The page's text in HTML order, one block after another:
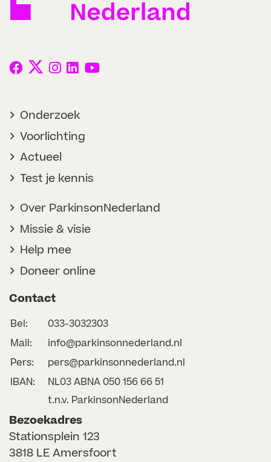
Onderzoek
Voorlichting
Actueel
Test je kennis
Over ParkinsonNederland
Missie & visie
Help mee
Doneer online
Contact
Bel:
033-3032303
Mail:
info@parkinsonnederland.nl
Pers:
pers@parkinsonnederland.nl
IBAN:
NL03 ABNA 050 156 66 51
t.n.v. ParkinsonNederland
Bezoekadres
Stationsplein 123
3818 LE Amersfoort